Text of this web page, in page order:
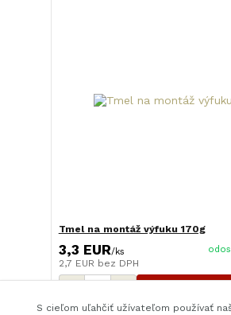
Tmel na montáž výfuku 170g
3,3 EUR/ks
2,7 EUR bez DPH
S cieľom uľahčiť užívateľom používať